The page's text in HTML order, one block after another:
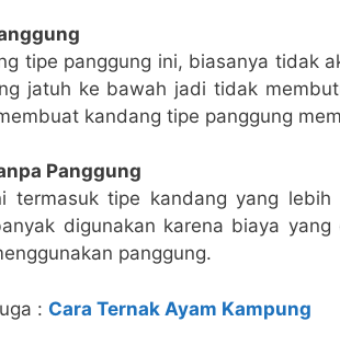
tipe panggung ini, biasanya tidak
jatuh ke bawah jadi tidak
kandang tipe panggung
Panggung
termasuk tipe kandang yang
digunakan karena biaya
panggung.
: Cara Ternak Ayam Kampung